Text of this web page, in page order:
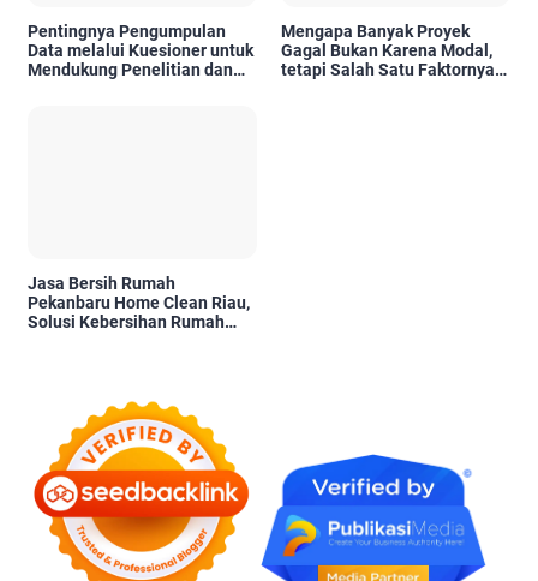
Pentingnya Pengumpulan
Data melalui Kuesioner untuk
Mendukung Penelitian dan
Mengapa Banyak Proyek
Gagal Bukan Karena Modal,
tetapi Salah Satu Faktornya
Jasa Bersih Rumah
Pekanbaru Home Clean Riau,
Solusi Kebersihan Rumah